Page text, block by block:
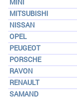
MITSUBISHI
NISSAN
OPEL
PEUGEOT
PORSCHE
RAVON
RENAULT
SAMAND